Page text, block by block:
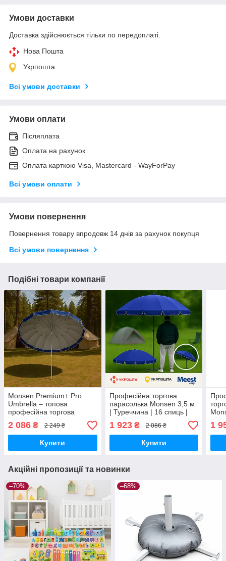
Умови доставки
Доставка здійснюється тільки по передоплаті.
Нова Пошта
Укрпошта
Всі умови доставки
Умови оплати
Післяплата
Оплата на рахунок
Оплата карткою Visa, Mastercard - WayForPay
Всі умови оплати
Умови повернення
Повернення товару впродовж 14 днів за рахунок покупця
Всі умови повернення
Подібні товари компанії
Monsen Premium+ Pro
Umbrella – топова
професійна торгова
парасолька з Туреччини
16 спиць 3,5 м
2 086 ₴ 2 249 ₴
Купити
Професійна торгова
парасолька Monsen 3,5 м
| Туреччина | 16 спиць |
Вітровий клапан УФ-
захист
1 923₴ 2 086 ₴
Купити
– з
3,5
1
Акційні пропозиції та новинки
–70% –68%